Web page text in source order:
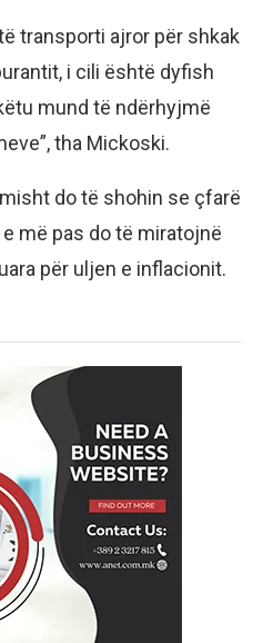
transporti ajror për shkak
i cili është dyfish
mund të ndërhyjmë
tha Mickoski.
do të shohin se çfarë
më pas do të miratojnë
për uljen e inflacionit.